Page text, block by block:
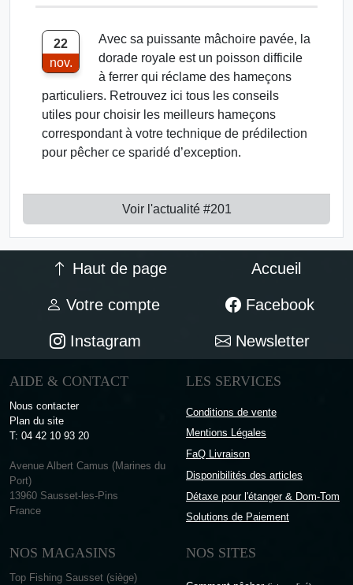
22
nov.
Avec sa puissante mâchoire pavée, la
dorade royale est un poisson difficile
à ferrer qui réclame des hameçons
particuliers. Retrouvez ici tous les conseils
utiles pour choisir les meilleurs hameçons
correspondant à votre technique de prédilection
pour pêcher ce sparidé d’exception.
Voir l'actualité #201
Haut de page Accueil
Votre compte Facebook
Instagram Newsletter
AIDE & CONTACT
Nous contacter
Plan du site
T: 04 42 10 93 20
Avenue Albert Camus (Marines du
Port)
13960 Sausset-les-Pins
France
LES SERVICES
Conditions de vente
Mentions Légales
FaQ Livraison
Disponibilités des articles
Détaxe pour l'étanger & Dom-Tom
Solutions de Paiement
NOS MAGASINS
Top Fishing Sausset (siège)
NOS SITES